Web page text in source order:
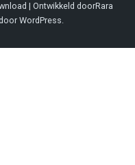
| Ontwikkeld doorRara
WordPress